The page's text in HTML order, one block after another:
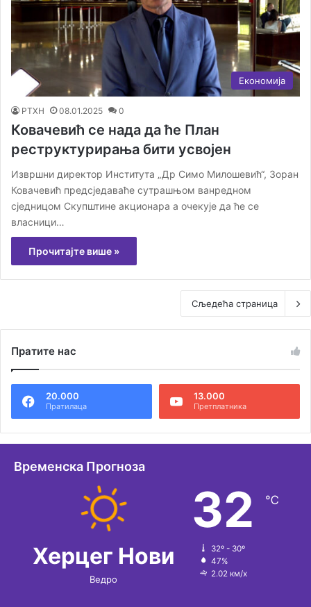
Економија
РТХН 08.01.2025 0
Ковачевић се нада да ће План
реструктурирања бити усвојен
Извршни директор Института „Др Симо Милошевић“, Зоран
Ковачевић предсједаваће сутрашњом ванредном
сједницом Скупштине акционара а очекује да ће се
власници…
Прочитајте више »
Сљедећа страница
Пратите нас
20.000
Пратилаца
13.000
Претплатника
Временска Прогноза
Херцег Нови
Ведро
32 ℃
32º - 30º
47%
2.02 км/х